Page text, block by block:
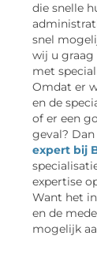
die snelle
snel
wij u graag
met
Omdat er
en de
of er een
geval?
expert bij
expertise
Want het
en de
mogelijk